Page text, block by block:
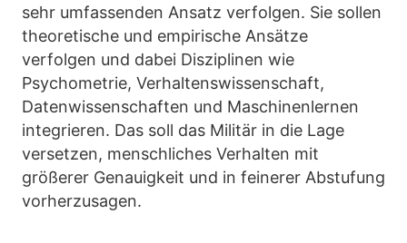
sehr umfassenden Ansatz verfolgen. Sie sollen
theoretische und empirische Ansätze
verfolgen und dabei Disziplinen wie
Psychometrie, Verhaltenswissenschaft,
Datenwissenschaften und Maschinenlernen
integrieren. Das soll das Militär in die Lage
versetzen, menschliches Verhalten mit
größerer Genauigkeit und in feinerer Abstufung
vorherzusagen.